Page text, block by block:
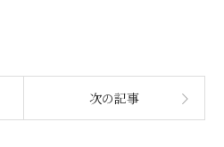
次の記事